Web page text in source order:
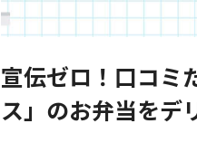
宣伝ゼロ！口コミ
ス」のお弁当をデ